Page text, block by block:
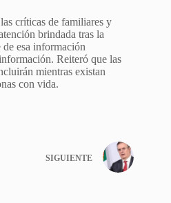
críticas de familiares y
brindada tras la
de esa información
Reiteró que las
mientras existan
con vida.
SIGUIENTE